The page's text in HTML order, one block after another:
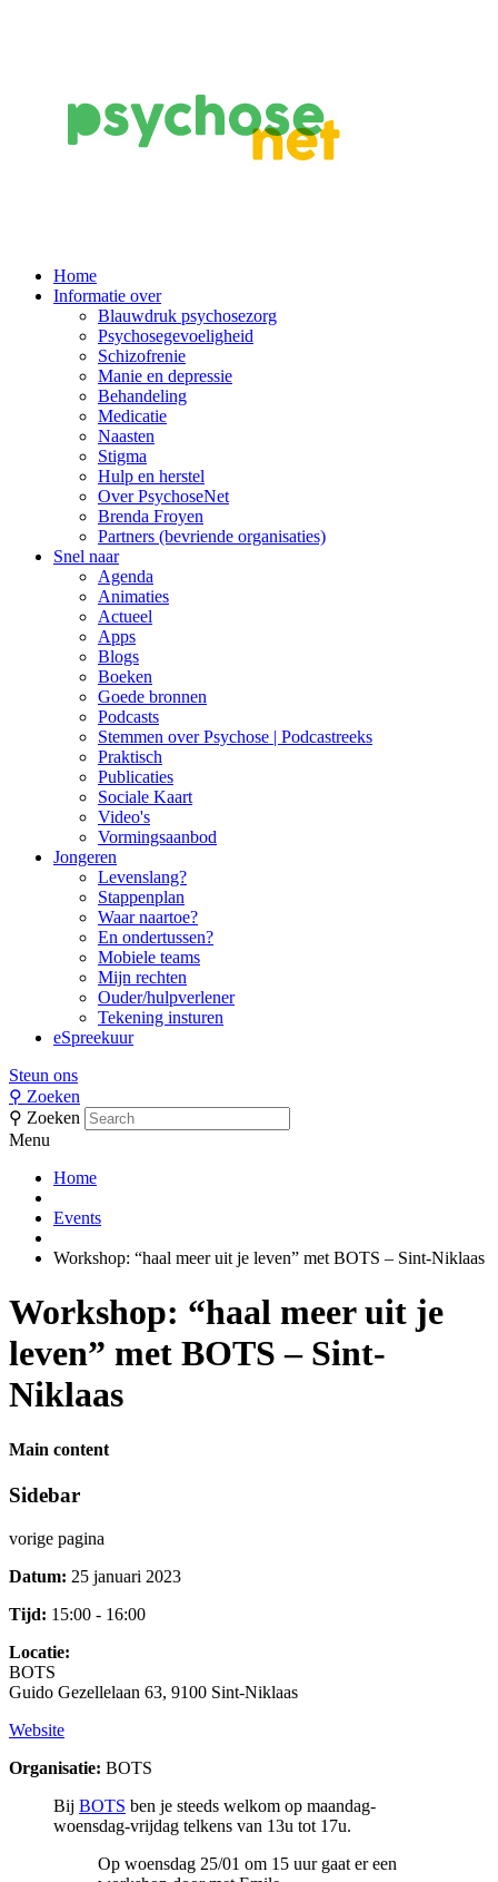
Main
Navigation
Home
Informatie over
Blauwdruk psychosezorg
Psychosegevoeligheid
Schizofrenie
Manie en depressie
Behandeling
Medicatie
Naasten
Stigma
Hulp en herstel
Over PsychoseNet
Brenda Froyen
Partners (bevriende organisaties)
Snel naar
Agenda
Animaties
Actueel
Apps
Blogs
Boeken
Goede bronnen
Podcasts
Stemmen over Psychose | Podcastreeks
Praktisch
Publicaties
Sociale Kaart
Video's
Vormingsaanbod
Jongeren
Levenslang?
Stappenplan
Waar naartoe?
En ondertussen?
Mobiele teams
Mijn rechten
Ouder/hulpverlener
Tekening insturen
eSpreekuur
Steun ons
⚲ Zoeken
⚲ Zoeken
Menu
Home
Events
Workshop: “haal meer uit je leven” met BOTS – Sint-Niklaas
Workshop: “haal meer uit je
leven” met BOTS – Sint-
Niklaas
Main content
Sidebar
vorige pagina
Datum: 25 januari 2023
Tijd: 15:00 - 16:00
Locatie:
BOTS
Guido Gezellelaan 63, 9100 Sint-Niklaas
Website
Organisatie: BOTS
Bij BOTS ben je steeds welkom op maandag-
woensdag-vrijdag telkens van 13u tot 17u.
Op woensdag 25/01 om 15 uur gaat er een